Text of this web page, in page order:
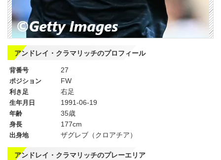
アンドレイ・クラマリッチのプロフィール
背番号 27
ポジション FW
利き足 右足
生年月日 1991-06-19
年齢 35歳
身長 177cm
出身地 ザグレブ（クロアチア）
アンドレイ・クラマリッチのプレーエリア